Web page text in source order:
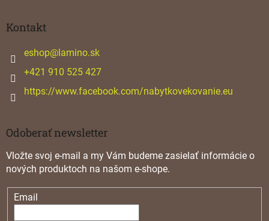
Kontakt
eshop@lamino.sk
+421 910 525 427
https://www.facebook.com/nabytkovekovanie.eu
Odoberať newsletter
Vložte svoj e-mail a my Vám budeme zasielať informácie o
nových produktoch na našom e-shope.
Email